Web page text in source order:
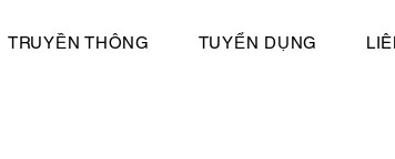
TRUYỀN THÔNG TUYỂN DỤNG